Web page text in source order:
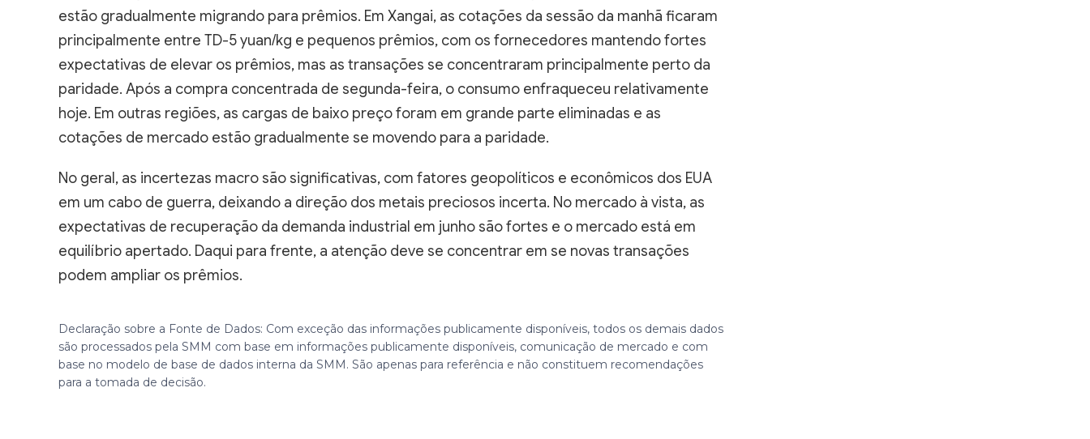
estão gradualmente migrando para prêmios. Em Xangai, as cotações da sessão da manhã ficaram
principalmente entre TD-5 yuan/kg e pequenos prêmios, com os fornecedores mantendo fortes
expectativas de elevar os prêmios, mas as transações se concentraram principalmente perto da
paridade. Após a compra concentrada de segunda-feira, o consumo enfraqueceu relativamente
hoje. Em outras regiões, as cargas de baixo preço foram em grande parte eliminadas e as
cotações de mercado estão gradualmente se movendo para a paridade.
No geral, as incertezas macro são significativas, com fatores geopolíticos e econômicos dos EUA
em um cabo de guerra, deixando a direção dos metais preciosos incerta. No mercado à vista, as
expectativas de recuperação da demanda industrial em junho são fortes e o mercado está em
equilíbrio apertado. Daqui para frente, a atenção deve se concentrar em se novas transações
podem ampliar os prêmios.
Declaração sobre a Fonte de Dados: Com exceção das informações publicamente disponíveis, todos os demais dados
são processados pela SMM com base em informações publicamente disponíveis, comunicação de mercado e com
base no modelo de base de dados interna da SMM. São apenas para referência e não constituem recomendações
para a tomada de decisão.